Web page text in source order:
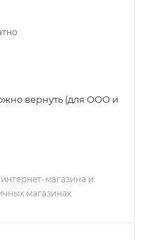
вернуть (для ООО и
магазина и
магазинах